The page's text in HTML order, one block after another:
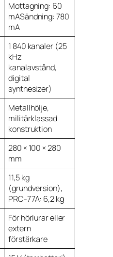
Mottagning: 60
mASändning: 780
mA
1 840 kanaler (25
kHz
kanalavstånd,
digital
synthesizer)
Metallhölje,
militärklassad
konstruktion
280 × 100 × 280
mm
11,5 kg
(grundversion),
PRC-77A: 6,2 kg
För hörlurar eller
extern
förstärkare